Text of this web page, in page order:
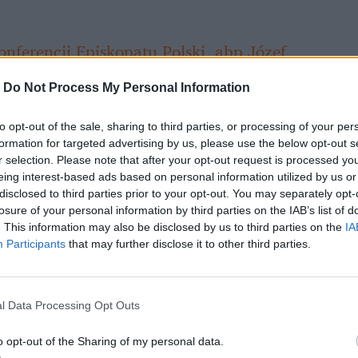
Do Not Process My Personal Information
opt-out of the sale, sharing to third parties, or processing of your
for targeted advertising by us, please use the below opt-out
selection. Please note that after your opt-out request is processed
interest-based ads based on personal information utilized by us
to third parties prior to your opt-out. You may separately
of your personal information by third parties on the IAB’s list of
This information may also be disclosed by us to third parties on the
Participants that may further disclose it to other third parties.
Data Processing Opt Outs
opt-out of the Sharing of my personal data.
Episkopatu Polski, abp Józef
nowym papieżem Franciszkiem
chcą go zniszczyć. W Warszawie
Kościołamówił wieczorem abp Henryk
istnieć. Stanie się społeczeństwem
manipulować i wykorzystywać - grzmiał